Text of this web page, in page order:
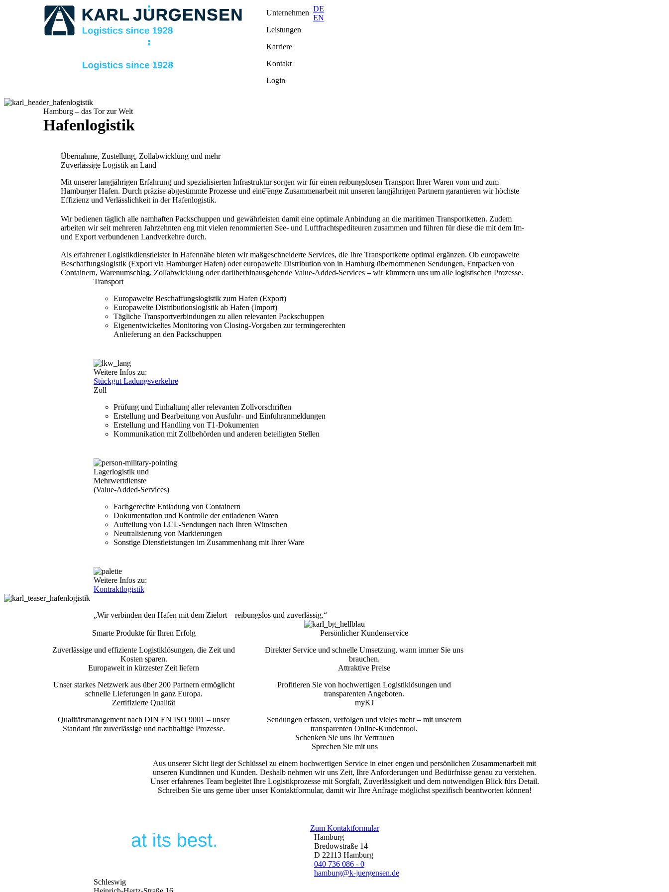
Unternehmen
Leistungen
Karriere
Kontakt
Login
DE
EN
Hamburg – das Tor zur Welt
Hafenlogistik
Übernahme, Zustellung, Zollabwicklung und mehr
Zuverlässige Logistik an Land
Mit unserer langjährigen Erfahrung und spezialisierten Infrastruktur sorgen wir für einen reibungslosen Transport Ihrer Waren vom und zum
Hamburger Hafen. Durch präzise abgestimmte Prozesse und eine enge Zusammenarbeit mit unseren langjährigen Partnern garantieren wir höchste
Effizienz und Verlässlichkeit in der Hafenlogistik.
Wir bedienen täglich alle namhaften Packschuppen und gewährleisten damit eine optimale Anbindung an die maritimen Transportketten. Zudem
arbeiten wir seit mehreren Jahrzehnten eng mit vielen renommierten See- und Luftfrachtspediteuren zusammen und führen für diese die mit dem Im-
und Export verbundenen Landverkehre durch.
Als erfahrener Logistikdienstleister in Hafennähe bieten wir maßgeschneiderte Services, die Ihre Transportkette optimal ergänzen. Ob europaweite
Beschaffungslogistik (Export via Hamburger Hafen) oder europaweite Distribution von in Hamburg übernommenen Sendungen, Entpacken von
Containern, Warenumschlag, Zollabwicklung oder darüberhinausgehende Value-Added-Services – wir kümmern uns um alle logistischen Prozesse.
Transport
Europaweite Beschaffungslogistik zum Hafen (Export)
Europaweite Distributionslogistik ab Hafen (Import)
Tägliche Transportverbindungen zu allen relevanten Packschuppen
Eigenentwickeltes Monitoring von Closing-Vorgaben zur termingerechten
Anlieferung an den Packschuppen
Weitere Infos zu:
Stückgut Ladungsverkehre
Zoll
Prüfung und Einhaltung aller relevanten Zollvorschriften
Erstellung und Bearbeitung von Ausfuhr- und Einfuhranmeldungen
Erstellung und Handling von T1-Dokumenten
Kommunikation mit Zollbehörden und anderen beteiligten Stellen
Lagerlogistik und
Mehrwertdienste
(Value-Added-Services)
Fachgerechte Entladung von Containern
Dokumentation und Kontrolle der entladenen Waren
Aufteilung von LCL-Sendungen nach Ihren Wünschen
Neutralisierung von Markierungen
Sonstige Dienstleistungen im Zusammenhang mit Ihrer Ware
Weitere Infos zu:
Kontraktlogistik
„Wir verbinden den Hafen mit dem Zielort – reibungslos und zuverlässig.“
Smarte Produkte für Ihren Erfolg
Zuverlässige und effiziente Logistiklösungen, die Zeit und
Kosten sparen.
Persönlicher Kundenservice
Direkter Service und schnelle Umsetzung, wann immer Sie uns
brauchen.
Europaweit in kürzester Zeit liefern
Unser starkes Netzwerk aus über 200 Partnern ermöglicht
schnelle Lieferungen in ganz Europa.
Attraktive Preise
Profitieren Sie von hochwertigen Logistiklösungen und
transparenten Angeboten.
Zertifizierte Qualität
Qualitätsmanagement nach DIN EN ISO 9001 – unser
Standard für zuverlässige und nachhaltige Prozesse.
myKJ
Sendungen erfassen, verfolgen und vieles mehr – mit unserem
transparenten Online-Kundentool.
Schenken Sie uns Ihr Vertrauen
Sprechen Sie mit uns
Aus unserer Sicht liegt der Schlüssel zu einem hochwertigen Service in einer engen und persönlichen Zusammenarbeit mit
unseren Kundinnen und Kunden. Deshalb nehmen wir uns Zeit, Ihre Anforderungen und Bedürfnisse genau zu verstehen.
Unser erfahrenes Team begleitet Ihre Logistikprozesse mit Sorgfalt, Zuverlässigkeit und dem notwendigen Blick fürs Detail.
Schreiben Sie uns gerne über unser Kontaktformular, damit wir Ihre Anfrage möglichst spezifisch beantworten können!
Zum Kontaktformular
Hamburg
Bredowstraße 14
D 22113 Hamburg
040 736 086 - 0
hamburg@k-juergensen.de
Schleswig